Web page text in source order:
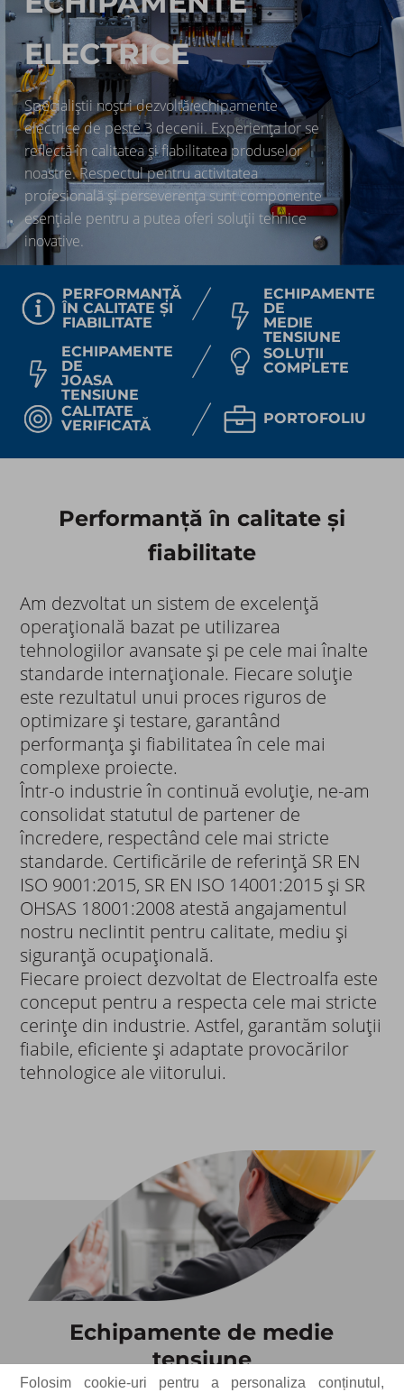
Folosim cookie-uri pentru a personaliza conținutul,
ELECTRICE
Specialiștii noștri dezvoltă echipamente
electrice de peste 3 decenii. Experiența lor se
reflectă în calitatea și fiabilitatea produselor
noastre. Respectul pentru activitatea
profesională și perseverența sunt componente
esențiale pentru a putea oferi soluții tehnice
inovative.​
PERFORMANȚĂ
ÎN CALITATE ȘI
FIABILITATE​
ECHIPAMENTE
DE
MEDIE
TENSIUNE
ECHIPAMENTE
DE
JOASA
TENSIUNE
SOLUȚII
COMPLETE
CALITATE
VERIFICATĂ
PORTOFOLIU
Performanță în calitate și
fiabilitate​​
Am dezvoltat un sistem de excelență
operațională bazat pe utilizarea
tehnologiilor avansate și pe cele mai înalte
standarde internaționale. Fiecare soluție
este rezultatul unui proces riguros de
optimizare și testare, garantând
performanța și fiabilitatea în cele mai
complexe proiecte.
Într-o industrie în continuă evoluție, ne-am
consolidat statutul de partener de
încredere, respectând cele mai stricte
standarde. Certificările de referință SR EN
ISO 9001:2015, SR EN ISO 14001:2015 și SR
OHSAS 18001:2008 atestă angajamentul
nostru neclintit pentru calitate, mediu și
siguranță ocupațională.
Fiecare proiect dezvoltat de Electroalfa este
conceput pentru a respecta cele mai stricte
cerințe din industrie. Astfel, garantăm soluții
fiabile, eficiente și adaptate provocărilor
tehnologice ale viitorului.
Echipamente de medie
tensiune